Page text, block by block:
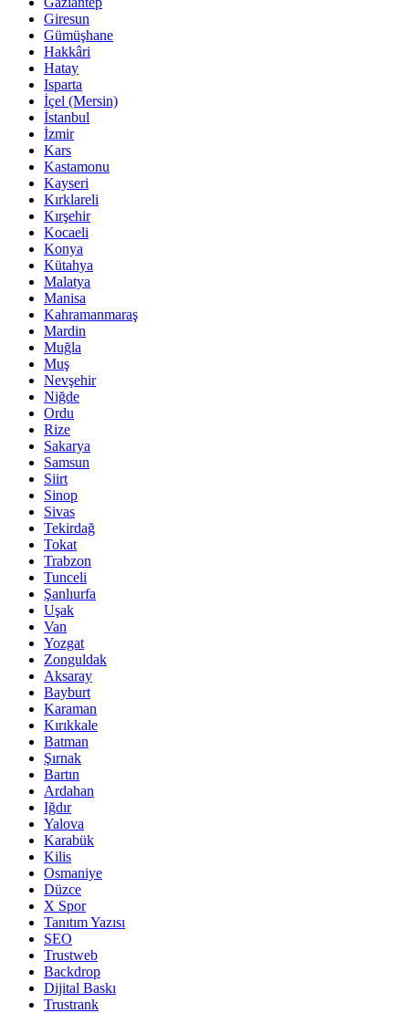
Giresun
Gümüşhane
Hakkâri
Hatay
Isparta
İçel (Mersin)
İstanbul
İzmir
Kars
Kastamonu
Kayseri
Kırklareli
Kırşehir
Kocaeli
Konya
Kütahya
Malatya
Manisa
Kahramanmaraş
Mardin
Muğla
Muş
Nevşehir
Niğde
Ordu
Rize
Sakarya
Samsun
Siirt
Sinop
Sivas
Tekirdağ
Tokat
Trabzon
Tunceli
Şanlıurfa
Uşak
Van
Yozgat
Zonguldak
Aksaray
Bayburt
Karaman
Kırıkkale
Batman
Şırnak
Bartın
Ardahan
Iğdır
Yalova
Karabük
Kilis
Osmaniye
Düzce
X Spor
Tanıtım Yazısı
SEO
Trustweb
Backdrop
Dijital Baskı
Trustrank